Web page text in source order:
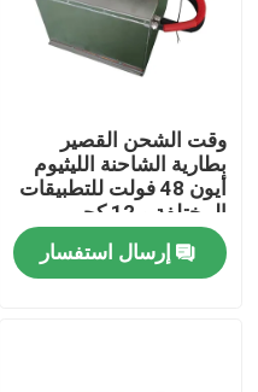
وقت الشحن القصير
بطارية الشاحنة الليثيوم
أيون 48 فولت للتطبيقات
المختلفة و 12 كجم
خفيفة الوزن
إرسال استفسار